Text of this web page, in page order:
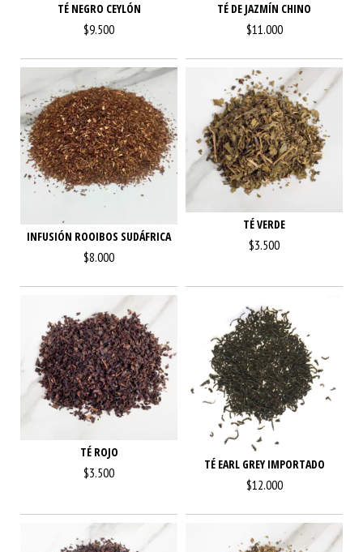
TÉ NEGRO CEYLÓN
$9.500
TÉ DE JAZMÍN CHINO
$11.000
INFUSIÓN ROOIBOS SUDÁFRICA
$8.000
TÉ VERDE
$3.500
TÉ ROJO
$3.500
TÉ EARL GREY IMPORTADO
$12.000